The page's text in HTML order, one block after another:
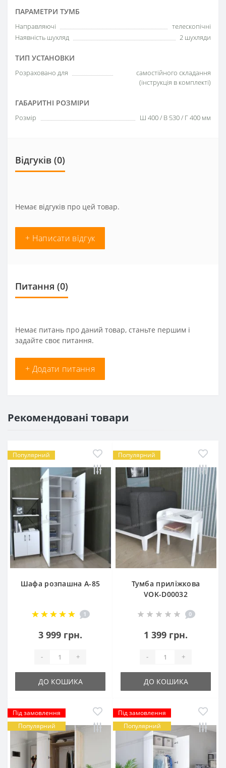
ПАРАМЕТРИ ТУМБ
Направляючі
телескопічні
Наявність шухляд
2 шухляди
ТИП УСТАНОВКИ
Розраховано для
самостійного складання
(інструкція в комплекті)
ГАБАРИТНІ РОЗМІРИ
Розмір Ш 400 / В 530 / Г 400 мм
Відгуків (0)
Немає відгуків про цей товар.
+ Написати відгук
Питання (0)
Немає питань про даний товар, станьте першим і
задайте своє питання.
+ Додати питання
Рекомендовані товари
Популярний
Шафа розпашна А-85
1
3 999 грн.
- +
ДО КОШИКА
Популярний
Тумба приліжкова
VOK-D00032
0
1 399 грн.
- +
ДО КОШИКА
Під замовлення
Популярний
Під замовлення
Популярний